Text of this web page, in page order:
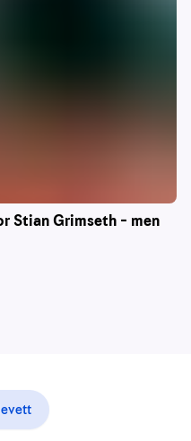
Stian Grimseth – men